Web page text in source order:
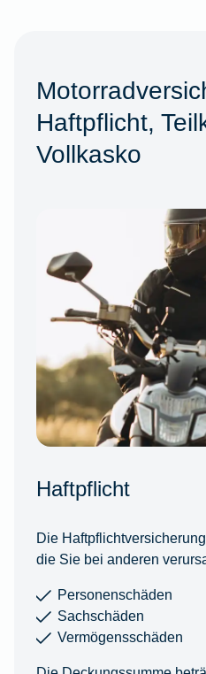
Haftpflicht,
Vollkasko
Haftpflicht
Die
die Sie bei anderen
Personenschäden
Sachschäden
Vermögensschäden